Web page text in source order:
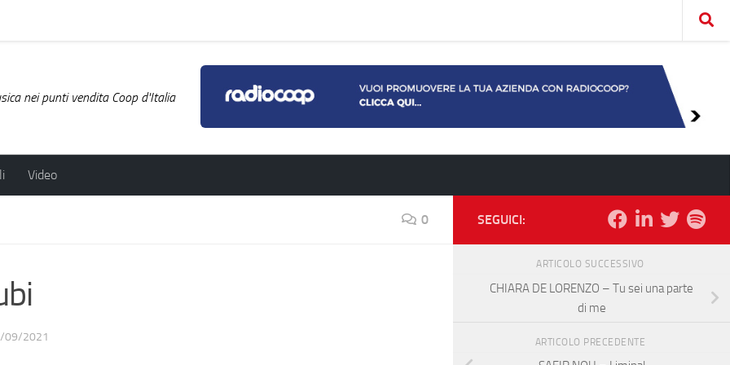
nei punti vendita Coop d'Italia
Video
0
09/2021
SEGUICI:
ARTICOLO SUCCESSIVO
CHIARA DE LORENZO – Tu sei una parte
di me
ARTICOLO PRECEDENTE